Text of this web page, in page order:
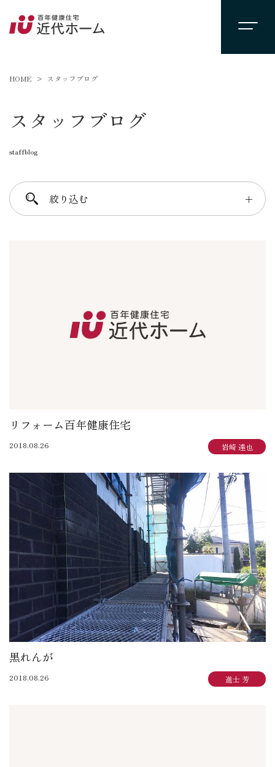
HOME スタッフブログ
スタッフブログ
staffblog
絞り込む ＋
加田 奈美：子育てママのデザインダイアリー
岩崎 達也：岩ブロ
石渡 秀樹：建築士日記
リフォーム百年健康住宅
2018.08.26 岩崎 達也
黒れんが
2018.08.26 進士 芳